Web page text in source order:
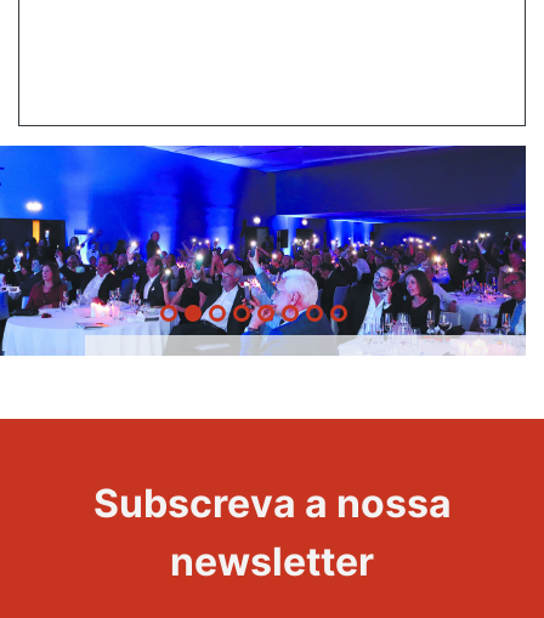
Evento
Maravilhas
Subscreva a nossa
newsletter